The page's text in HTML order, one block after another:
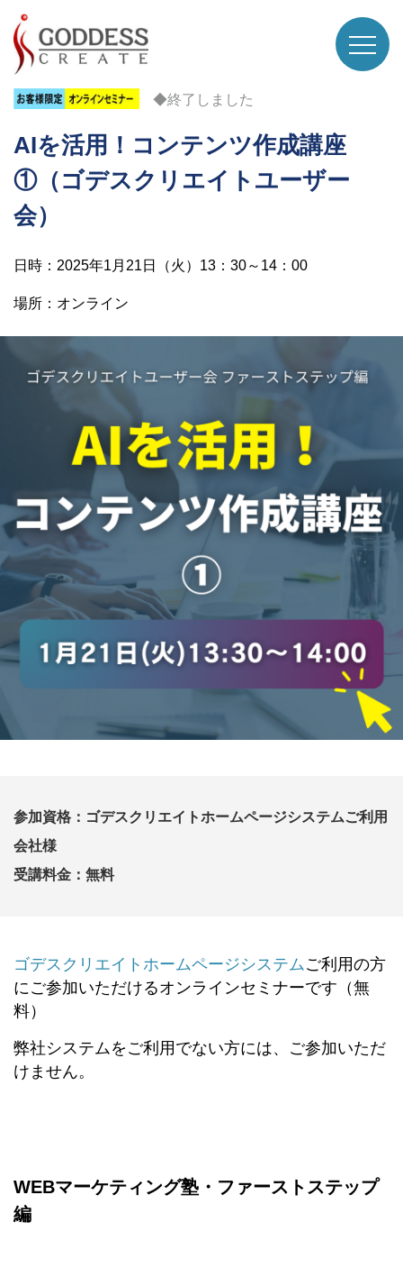
◆終了しました
AIを活用！コンテンツ作成講座
①（ゴデスクリエイトユーザー
会）
日時：2025年1月21日（火）13：30～14：00
場所：オンライン
参加資格：ゴデスクリエイトホームページシステムご利用
会社様
受講料金：無料
ゴデスクリエイトホームページシステムご利用の方
にご参加いただけるオンラインセミナーです（無
料）
弊社システムをご利用でない方には、ご参加いただ
けません。
WEBマーケティング塾・ファーストステップ
編